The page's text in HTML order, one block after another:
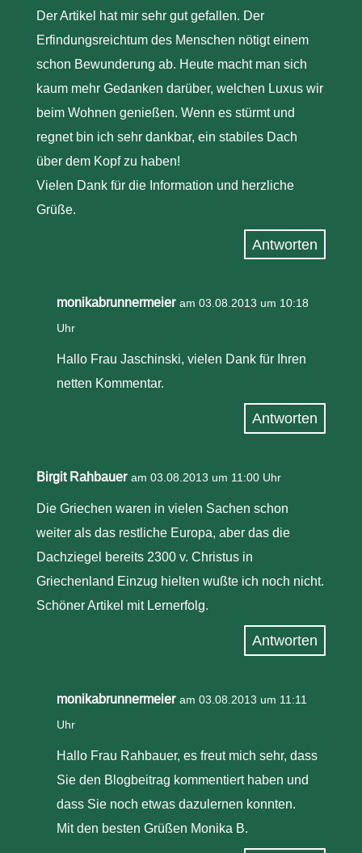
Der Artikel hat mir sehr gut gefallen. Der
Erfindungsreichtum des Menschen nötigt einem
schon Bewunderung ab. Heute macht man sich
kaum mehr Gedanken darüber, welchen Luxus wir
beim Wohnen genießen. Wenn es stürmt und
regnet bin ich sehr dankbar, ein stabiles Dach
über dem Kopf zu haben!
Vielen Dank für die Information und herzliche
Grüße.
Antworten
monikabrunnermeier am 03.08.2013 um 10:18
Uhr
Hallo Frau Jaschinski, vielen Dank für Ihren
netten Kommentar.
Antworten
Birgit Rahbauer am 03.08.2013 um 11:00 Uhr
Die Griechen waren in vielen Sachen schon
weiter als das restliche Europa, aber das die
Dachziegel bereits 2300 v. Christus in
Griechenland Einzug hielten wußte ich noch nicht.
Schöner Artikel mit Lernerfolg.
Antworten
monikabrunnermeier am 03.08.2013 um 11:11
Uhr
Hallo Frau Rahbauer, es freut mich sehr, dass
Sie den Blogbeitrag kommentiert haben und
dass Sie noch etwas dazulernen konnten.
Mit den besten Grüßen Monika B.